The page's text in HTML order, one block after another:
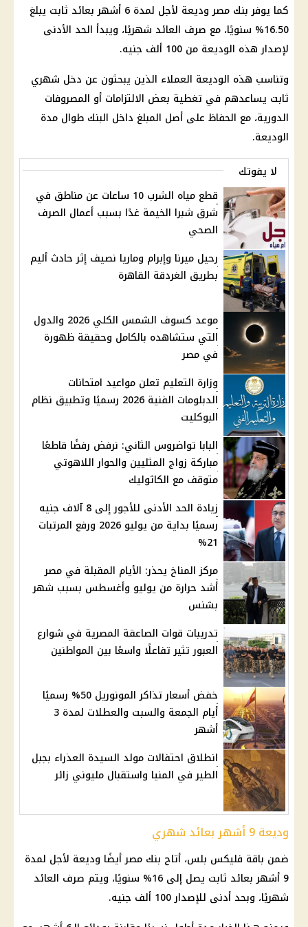
كما يوفر بنك مصر وديعة لأجل لمدة 6 أشهر بعائد ثابت يبلغ
16.50% سنويًا، مع صرف العائد شهريًا، ويبدأ الحد الأدنى
لإصدار هذه الوديعة من 100 ألف جنيه.
وتناسب هذه الوديعة العملاء الذين يبحثون عن دخل شهري
ثابت يساعدهم في تغطية بعض الالتزامات أو المصروفات
الدورية، مع الحفاظ على أصل المبلغ داخل البنك طوال مدة
الوديعة.
لا يفوتك
قطع مياه الشرب 10 ساعات عن مناطق في
شرق شبرا الخيمة غدًا بسبب أعمال الصرف
الصحي
رحيل ميرنا وإبرام وماريا نصيف إثر حادث أليم
بطريق الغردقة القاهرة
موعد كسوف الشمس الكلي 2026 والدول
التي ستشاهده بالكامل وحقيقة ظهورة
في مصر
وزارة التعليم تعلن مواعيد امتحانات
الدبلومات الفنية 2026 رسميًا وتطبيق نظام
البوكليت
البابا تواضروس الثاني: نرفض رفضًا قاطعًا
مباركة زواج المثليين والحوار اللاهوتي
متوقف مع الكاثوليك
زيادة الحد الأدنى للأجور إلى 8 آلاف جنيه
رسميًا بداية من يوليو 2026 ورفع المرتبات
21%
مركز المناخ يحذر: الأيام المقبلة في مصر
أشد حرارة من يوليو وأغسطس بسبب شهر
بشنس
تدريبات قوات الصاعقة المصرية في شوارع
العبور تثير تفاعلًا واسعًا بين المواطنين
خفض أسعار تذاكر المونوريل 50% رسميًا
أيام الجمعة والسبت والعطلات لمدة 3
أشهر
انطلاق احتفالات مولد السيدة العذراء بجبل
الطير في المنيا واستقبال مليوني زائر
وديعة 9 أشهر بعائد شهري
ضمن باقة فليكس بلس، أتاح بنك مصر أيضًا وديعة لأجل لمدة
9 أشهر بعائد ثابت يصل إلى 16% سنويًا، ويتم صرف العائد
شهريًا، وبحد أدنى للإصدار 100 ألف جنيه.